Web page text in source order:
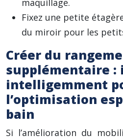
maquillage.
Fixez une petite
du miroir pour les
Créer du
supplémentaire :
intelligemment
l’optimisation
bain
Si l’amélioration du